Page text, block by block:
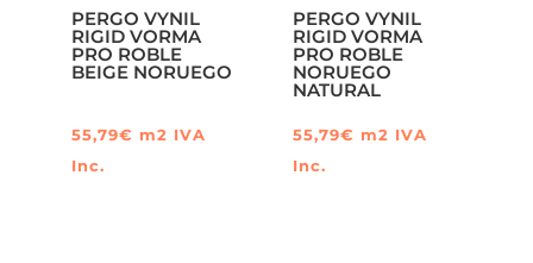
PERGO VYNIL
RIGID VORMA
PRO ROBLE
BEIGE NORUEGO
55,79€ m2 IVA
Inc.
PERGO VYNIL
RIGID VORMA
PRO ROBLE
NORUEGO
NATURAL
55,79€ m2 IVA
Inc.